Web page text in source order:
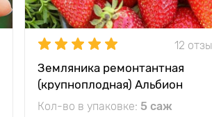
12
Земляника ремонтантная
(крупноплодная) Альбион
Кол-во в упаковке: 5 саж